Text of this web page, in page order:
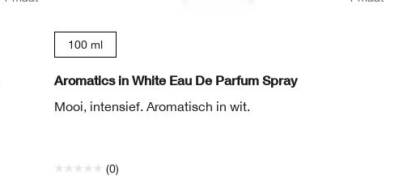
100 ml
Aromatics in White Eau De Parfum Spray
Mooi, intensief. Aromatisch in wit.
(0)